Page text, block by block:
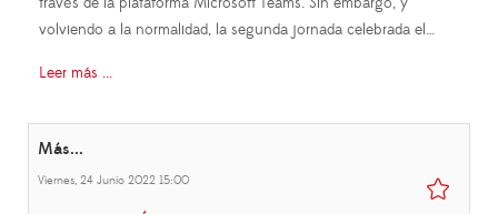
volviendo a la normalidad, la segunda jornada celebrada el…
Leer más ...
Más...
Viernes, 24 Junio 2022 15:00